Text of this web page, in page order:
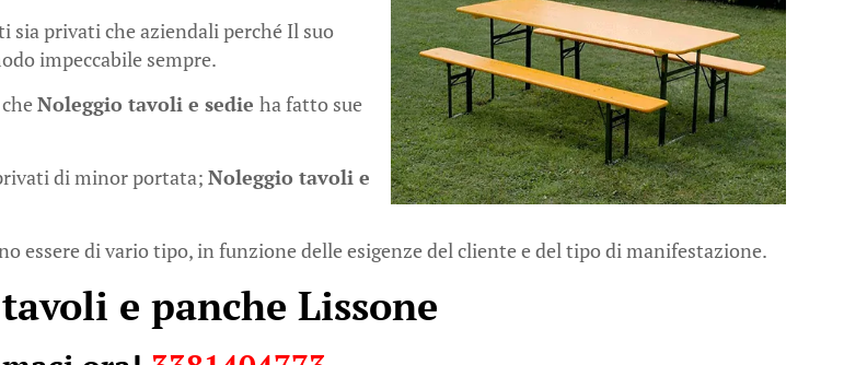
privati che aziendali perché Il suo
impeccabile sempre.
cheNoleggio tavoli e sedieha fatto sue
di minor portata;Noleggio tavoli e
essere di vario tipo, in funzione delle esigenze del cliente e del tipo di manifestazione.
e panche Lissone